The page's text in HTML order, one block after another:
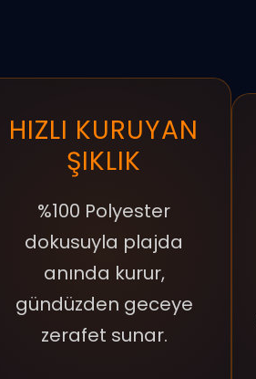
HIZLI KURUYAN
ŞIKLIK
%100 Polyester
dokusuyla plajda
anında kurur,
gündüzden geceye
zerafet sunar.